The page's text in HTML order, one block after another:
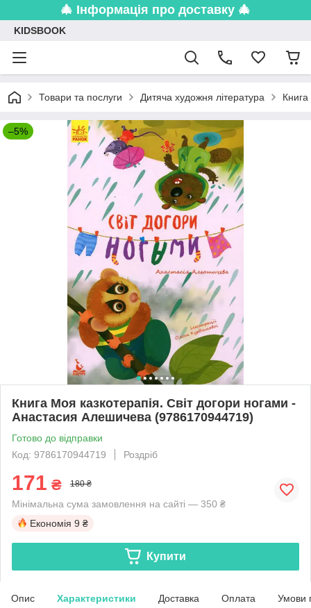
🎄 Інформація про доставку 🎄
KIDSBOOK
Товари та послуги Дитяча художня література
–5%
Книга Моя казкотерапія. Світ догори ногами -
Анастасия Алешичева (9786170944719)
Готово до відправки
Код: 9786170944719
Роздріб
171 ₴ 180 ₴
Мінімальна сума замовлення на сайті — 350 ₴
Економія 9 ₴
Купити
Опис Характеристики Доставка Оплата Умови